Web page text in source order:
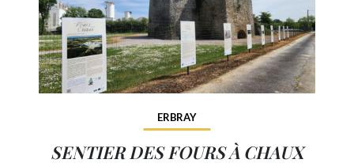
ERBRAY
SENTIER DES FOURS À CHAUX